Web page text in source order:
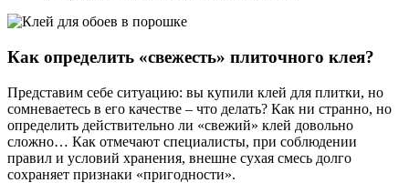
Как определить «свежесть» плиточного клея?
Представим себе ситуацию: вы купили клей для плитки, но
сомневаетесь в его качестве – что делать? Как ни странно, но
определить действительно ли «свежий» клей довольно
сложно… Как отмечают специалисты, при соблюдении
правил и условий хранения, внешне сухая смесь долго
сохраняет признаки «пригодности».